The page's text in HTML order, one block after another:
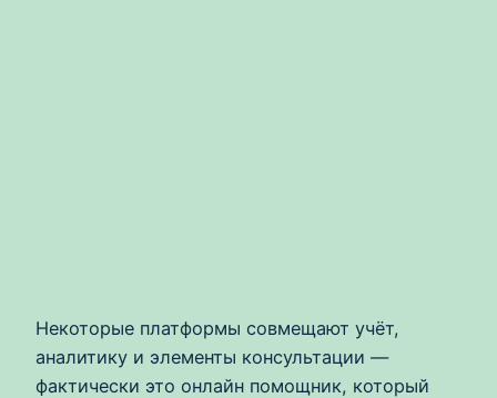
Некоторые платформы совмещают учёт,
аналитику и элементы консультации —
фактически это онлайн помощник, который